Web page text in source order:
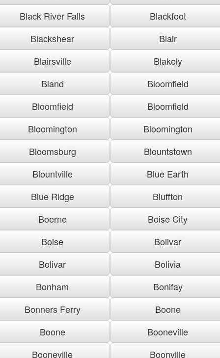
Black River Falls
Blackfoot
Blackshear
Blair
Blairsville
Blakely
Bland
Bloomfield
Bloomfield
Bloomfield
Bloomington
Bloomington
Bloomsburg
Blountstown
Blountville
Blue Earth
Blue Ridge
Bluffton
Boerne
Boise City
Boise
Bolivar
Bolivar
Bolivia
Bonham
Bonifay
Bonners Ferry
Boone
Boone
Booneville
Booneville
Boonville